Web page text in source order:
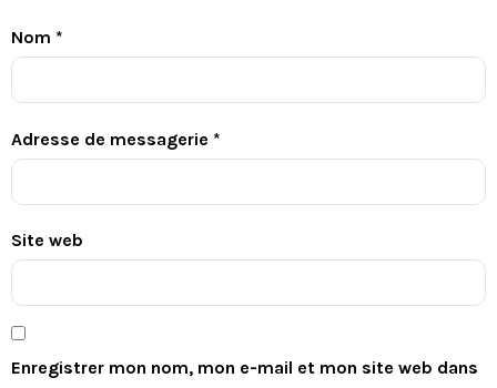
Nom *
Adresse de messagerie *
Site web
Enregistrer mon nom, mon e-mail et mon site web dans